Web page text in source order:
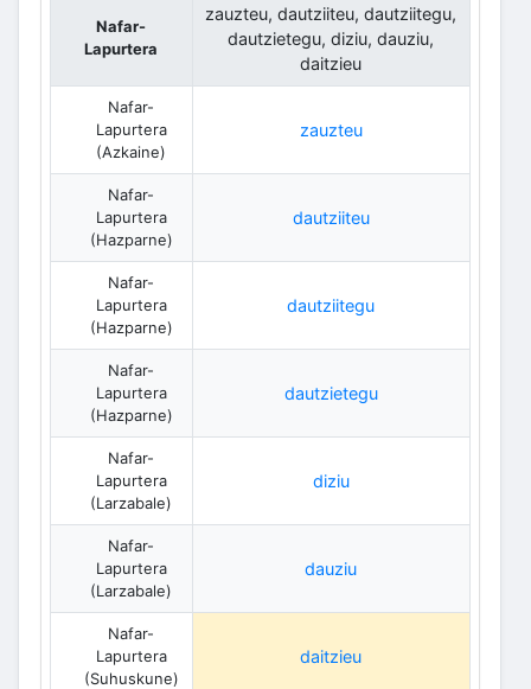
Nafar-
Lapurtera
zauzteu, dautziiteu, dautziitegu,
dautzietegu, diziu, dauziu,
daitzieu
Nafar-
Lapurtera
(Azkaine)
zauzteu
Nafar-
Lapurtera
(Hazparne)
dautziiteu
Nafar-
Lapurtera
(Hazparne)
dautziitegu
Nafar-
Lapurtera
(Hazparne)
dautzietegu
Nafar-
Lapurtera
(Larzabale)
diziu
Nafar-
Lapurtera
(Larzabale)
dauziu
Nafar-
Lapurtera
(Suhuskune)
daitzieu